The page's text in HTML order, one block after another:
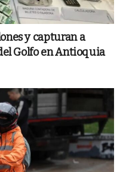
y capturan a
Golfo en Antioquia